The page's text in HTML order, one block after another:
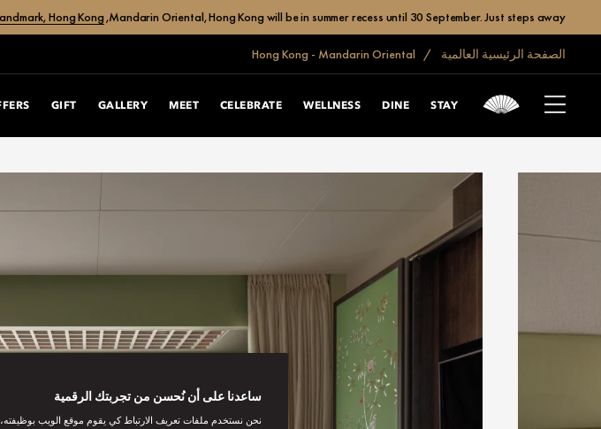
Mandarin Oriental, Hong Kong will be in summer recess until 30 September. Just steps away,
Hong Kong
الصفحة الرئيسية العالمية
STAY
DINE
WELLNESS
CELEBRATE
MEET
GALLERY
GIFT
ساعدنا على أن نُحسن من تجربتك الرقمية
نحن نستخدم ملفات تعريف الارتباط كي يقوم موقع الويب